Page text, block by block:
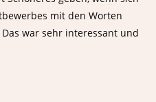
mit den Worten
Das war sehr interessant und